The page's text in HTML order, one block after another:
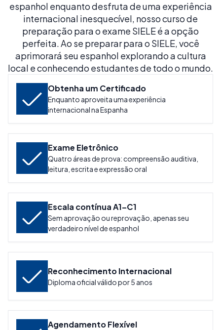
espanhol enquanto desfruta de uma experiência
internacional inesquecível, nosso curso de
preparação para o exame SIELE é a opção
perfeita. Ao se preparar para o SIELE, você
aprimorará seu espanhol explorando a cultura
local e conhecendo estudantes de todo o mundo.
Obtenha um Certificado
Enquanto aproveita uma experiência
internacional na Espanha
Exame Eletrônico
Quatro áreas de prova: compreensão auditiva,
leitura, escrita e expressão oral
Escala contínua A1–C1
Sem aprovação ou reprovação, apenas seu
verdadeiro nível de espanhol
Reconhecimento Internacional
Diploma oficial válido por 5 anos
Agendamento Flexível